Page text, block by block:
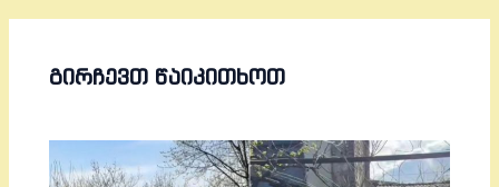
ᲒᲘᲠᲩᲔᲕᲗ ᲬᲐᲘᲙᲘᲗᲮᲝᲗ